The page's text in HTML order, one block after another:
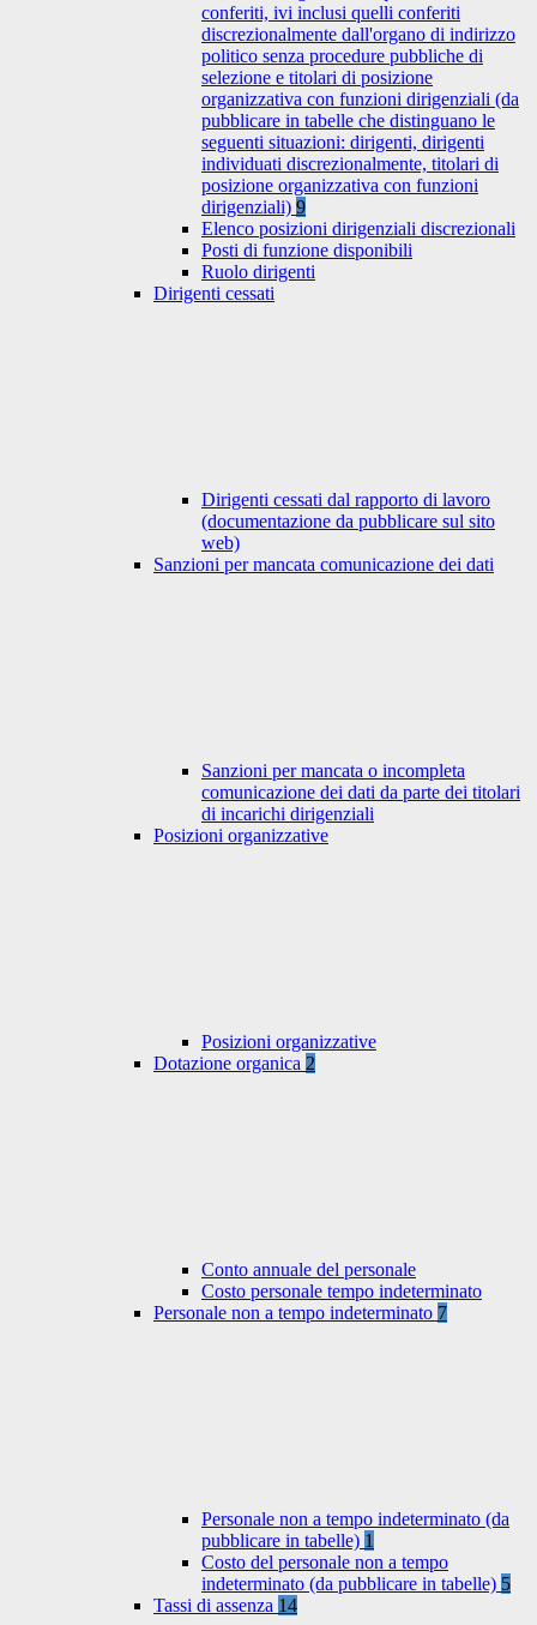
conferiti, ivi inclusi quelli conferiti
discrezionalmente dall'organo di indirizzo
politico senza procedure pubbliche di
selezione e titolari di posizione
organizzativa con funzioni dirigenziali (da
pubblicare in tabelle che distinguano le
seguenti situazioni: dirigenti, dirigenti
individuati discrezionalmente, titolari di
posizione organizzativa con funzioni
dirigenziali) 9
Elenco posizioni dirigenziali discrezionali
Posti di funzione disponibili
Ruolo dirigenti
Dirigenti cessati
Dirigenti cessati dal rapporto di lavoro
(documentazione da pubblicare sul sito
web)
Sanzioni per mancata comunicazione dei dati
Sanzioni per mancata o incompleta
comunicazione dei dati da parte dei titolari
di incarichi dirigenziali
Posizioni organizzative
Posizioni organizzative
Dotazione organica 2
Conto annuale del personale
Costo personale tempo indeterminato
Personale non a tempo indeterminato 7
Personale non a tempo indeterminato (da
pubblicare in tabelle) 1
Costo del personale non a tempo
indeterminato (da pubblicare in tabelle) 5
Tassi di assenza 14